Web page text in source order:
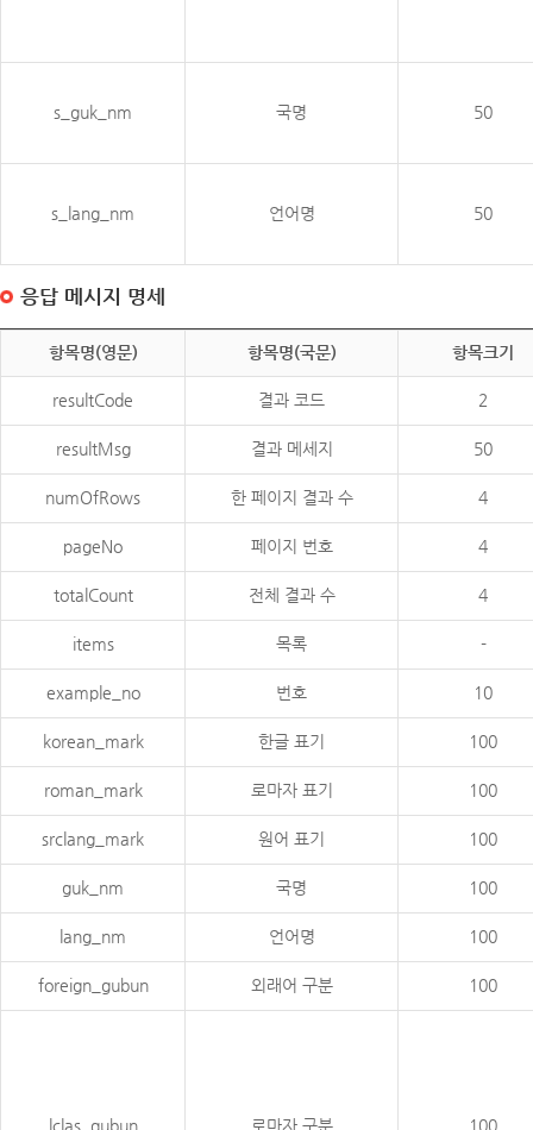
s_guk_nm 국명 50
s_lang_nm 언어명 50
응답 메시지 명세
항목명(영문) 항목명(국문) 항목크기
resultCode 결과 코드 2
resultMsg 결과 메세지 50
numOfRows 한 페이지 결과 수 4
pageNo 페이지 번호 4
totalCount 전체 결과 수 4
items 목록 -
example_no 번호 10
korean_mark 한글 표기 100
roman_mark 로마자 표기 100
srclang_mark 원어 표기 100
guk_nm 국명 100
lang_nm 언어명 100
foreign_gubun 외래어 구분 100
lclas_gubun 로마자 구분 100